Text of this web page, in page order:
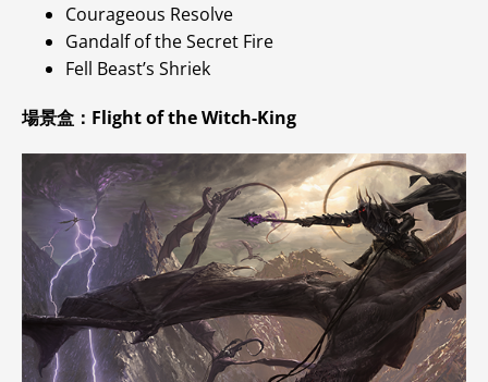
Courageous Resolve
Gandalf of the Secret Fire
Fell Beast’s Shriek
場景盒：Flight of the Witch-King